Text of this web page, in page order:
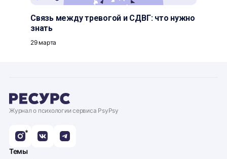
Связь между тревогой и СДВГ: что нужно
знать
29 марта
Журнал о психологии сервиса PsyPsy
*
Темы